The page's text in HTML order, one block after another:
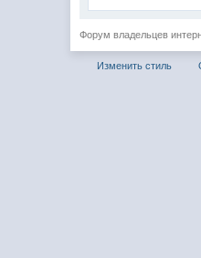
Форум владельцев
Изменить стиль